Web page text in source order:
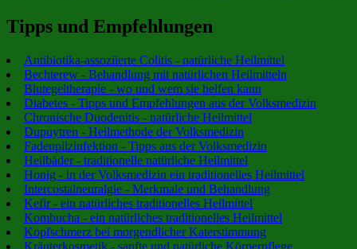
Tipps und Empfehlungen
Antibiotika-assoziierte Colitis - natürliche Heilmittel
Bechterew - Behandlung mit natürlichen Heilmitteln
Blutegeltherapie - wo und wem sie helfen kann
Diabetes - Tipps und Empfehlungen aus der Volksmedizin
Chronische Duodenitis - natürliche Heilmittel
Dupuytren - Heilmethode der Volksmedizin
Fadenpilzinfektion - Tipps aus der Volksmedizin
Heilbäder - traditionelle natürliche Heilmittel
Honig - in der Volksmedizin ein traditionelles Heilmittel
Intercostalneuralgie - Merkmale und Behandlung
Kefir - ein natürliches traditionelles Heilmittel
Kombucha - ein natürliches traditionelles Heilmittel
Kopfschmerz bei morgendlicher Katerstimmung
Kräuterkosmetik - sanfte und natürliche Körperpflege